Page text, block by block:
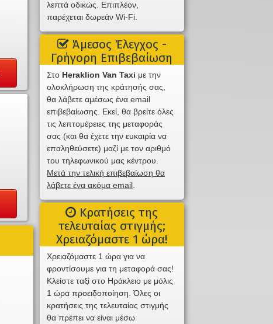
λεπτά οδικώς. Επιπλέον,
παρέχεται δωρεάν Wi-Fi.
Άμεσος Έλεγχος -
Γρήγορη Επιβεβαίωση
Στο Heraklion Van Taxi με την
ολοκλήρωση της κράτησής σας,
θα λάβετε αμέσως ένα email
επιβεβαίωσης. Εκεί, θα βρείτε όλες
τις λεπτομέρειες της μεταφοράς
σας (και θα έχετε την ευκαιρία να
επαληθεύσετε) μαζί με τον αριθμό
του τηλεφωνικού μας κέντρου.
Μετά την τελική επιβεβαίωση θα
λάβετε ένα ακόμα email
Κρατήσεις της
τελευταίας στιγμής;
Χρειαζόμαστε 1 ώρα!
Χρειαζόμαστε 1 ώρα για να
φροντίσουμε για τη μεταφορά σας!
Κλείστε ταξί στο Ηράκλειο με μόλις
1 ώρα προειδοποίηση. Όλες οι
κρατήσεις της τελευταίας στιγμής
θα πρέπει να είναι μέσω